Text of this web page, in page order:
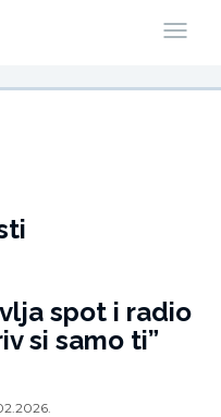
spot i radio
si samo ti”